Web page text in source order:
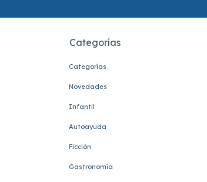
Categorías
Categorías
Novedades
Infantil
Autoayuda
Ficción
Gastronomía